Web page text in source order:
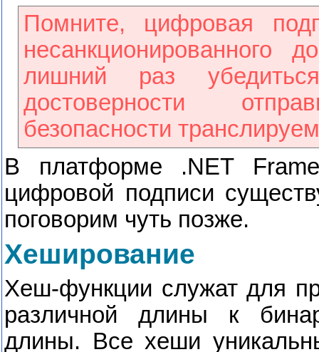
Помните, цифровая
несанкционированного
лишний раз
достоверности
безопасности
В платформе .NET
цифровой подписи
поговорим чуть позже.
Хеширование
Хеш-функции служат для
различной длины к
длины. Все хеши